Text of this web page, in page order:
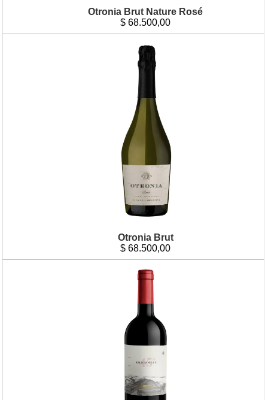
Otronia Brut Nature Rosé
$ 68.500,00
Otronia Brut
$ 68.500,00